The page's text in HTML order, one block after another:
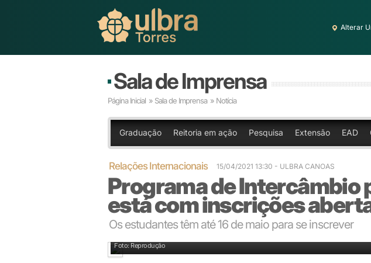
Alterar
Sala de Imprensa
Página Inicial » Sala de Imprensa » Notícia
Graduação Reitoria em ação Pesquisa Extensão EAD
Relações Internacionais 15/04/2021 13:30 - ULBRA CANOAS
Programa de Intercâmbio
está com inscrições
Os estudantes têm até 16 de maio para se inscrever
Foto: Reprodução